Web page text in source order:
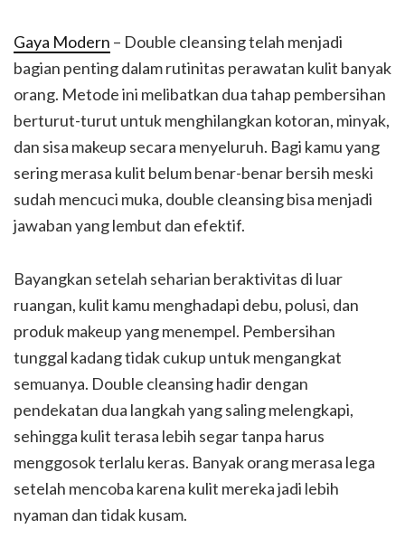
Gaya Modern – Double cleansing telah menjadi
bagian penting dalam rutinitas perawatan kulit banyak
orang. Metode ini melibatkan dua tahap pembersihan
berturut-turut untuk menghilangkan kotoran, minyak,
dan sisa makeup secara menyeluruh. Bagi kamu yang
sering merasa kulit belum benar-benar bersih meski
sudah mencuci muka, double cleansing bisa menjadi
jawaban yang lembut dan efektif.
Bayangkan setelah seharian beraktivitas di luar
ruangan, kulit kamu menghadapi debu, polusi, dan
produk makeup yang menempel. Pembersihan
tunggal kadang tidak cukup untuk mengangkat
semuanya. Double cleansing hadir dengan
pendekatan dua langkah yang saling melengkapi,
sehingga kulit terasa lebih segar tanpa harus
menggosok terlalu keras. Banyak orang merasa lega
setelah mencoba karena kulit mereka jadi lebih
nyaman dan tidak kusam.